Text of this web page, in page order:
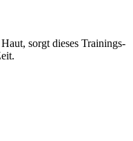
sorgt dieses Trainings-